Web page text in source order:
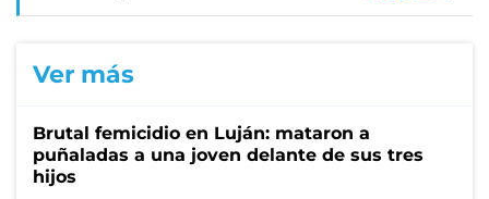
Ver más
Brutal femicidio en Luján: mataron a
puñaladas a una joven delante de sus tres
hijos